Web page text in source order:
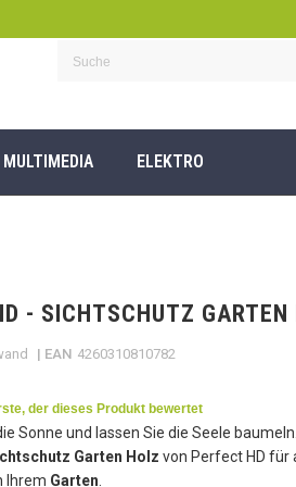
MULTIMEDIA ELEKTRO
- SICHTSCHUTZ GARTEN
| EAN 4260310810782
der dieses Produkt bewertet
Sonne und lassen Sie die Seele
Garten Holz von Perfect HD für
Ihrem Garten